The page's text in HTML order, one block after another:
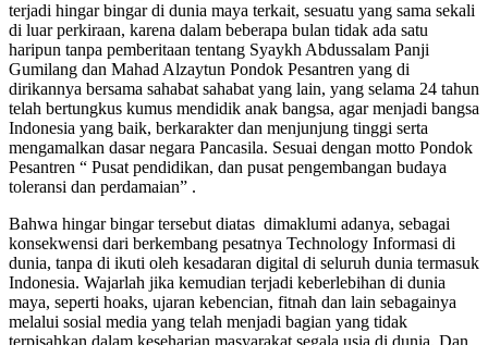
terjadi hingar bingar di dunia maya terkait, sesuatu yang sama sekali
di luar perkiraan, karena dalam beberapa bulan tidak ada satu
haripun tanpa pemberitaan tentang Syaykh Abdussalam Panji
Gumilang dan Mahad Alzaytun Pondok Pesantren yang di
dirikannya bersama sahabat sahabat yang lain, yang selama 24 tahun
telah bertungkus kumus mendidik anak bangsa, agar menjadi bangsa
Indonesia yang baik, berkarakter dan menjunjung tinggi serta
mengamalkan dasar negara Pancasila. Sesuai dengan motto Pondok
Pesantren “ Pusat pendidikan, dan pusat pengembangan budaya
toleransi dan perdamaian” .
Bahwa hingar bingar tersebut diatas dimaklumi adanya, sebagai
konsekwensi dari berkembang pesatnya Technology Informasi di
dunia, tanpa di ikuti oleh kesadaran digital di seluruh dunia termasuk
Indonesia. Wajarlah jika kemudian terjadi keberlebihan di dunia
maya, seperti hoaks, ujaran kebencian, fitnah dan lain sebagainya
melalui sosial media yang telah menjadi bagian yang tidak